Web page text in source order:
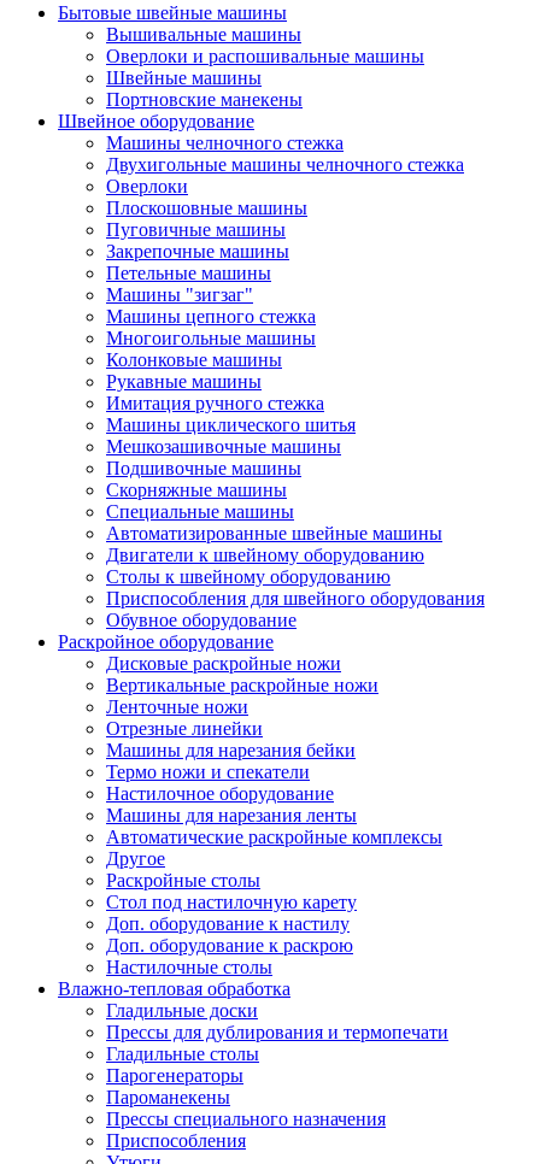
Бытовые швейные машины
Вышивальные машины
Оверлоки и распошивальные машины
Швейные машины
Портновские манекены
Швейное оборудование
Машины челночного стежка
Двухигольные машины челночного стежка
Оверлоки
Плоскошовные машины
Пуговичные машины
Закрепочные машины
Петельные машины
Машины "зигзаг"
Машины цепного стежка
Многоигольные машины
Колонковые машины
Рукавные машины
Имитация ручного стежка
Машины циклического шитья
Мешкозашивочные машины
Подшивочные машины
Скорняжные машины
Специальные машины
Автоматизированные швейные машины
Двигатели к швейному оборудованию
Столы к швейному оборудованию
Приспособления для швейного оборудования
Обувное оборудование
Раскройное оборудование
Дисковые раскройные ножи
Вертикальные раскройные ножи
Ленточные ножи
Отрезные линейки
Машины для нарезания бейки
Термо ножи и спекатели
Настилочное оборудование
Машины для нарезания ленты
Автоматические раскройные комплексы
Другое
Раскройные столы
Стол под настилочную карету
Доп. оборудование к настилу
Доп. оборудование к раскрою
Настилочные столы
Влажно-тепловая обработка
Гладильные доски
Прессы для дублирования и термопечати
Гладильные столы
Парогенераторы
Пароманекены
Прессы специального назначения
Приспособления